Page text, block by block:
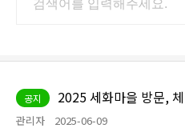
공지 2025 세화마을 방문,
관리자 2025-06-09